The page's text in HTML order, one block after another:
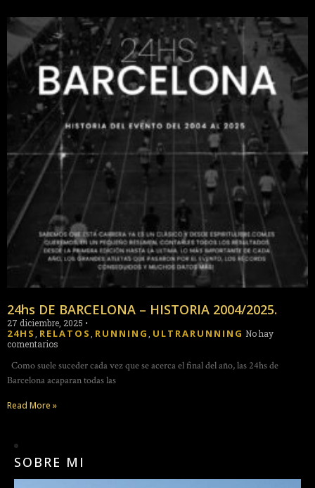
24hs DE BARCELONA – HISTORIA 2004/2025.
27 diciembre, 2025 •
24HS RELATOS RUNNING ULTRARUNNING No hay
comentarios
Como suele suceder cada vez que se acerca el final del año, las 24hs de
Barcelona acaparan todas las
Read More »
SOBRE MI